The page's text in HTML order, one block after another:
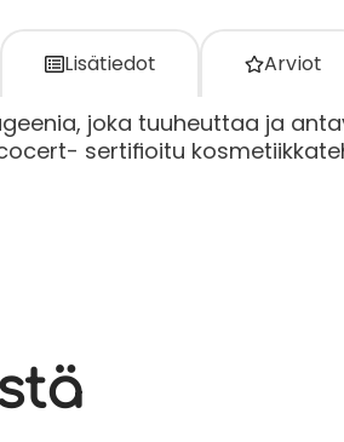
Lisätiedot Arviot
joka tuuheuttaa ja
sertifioitu